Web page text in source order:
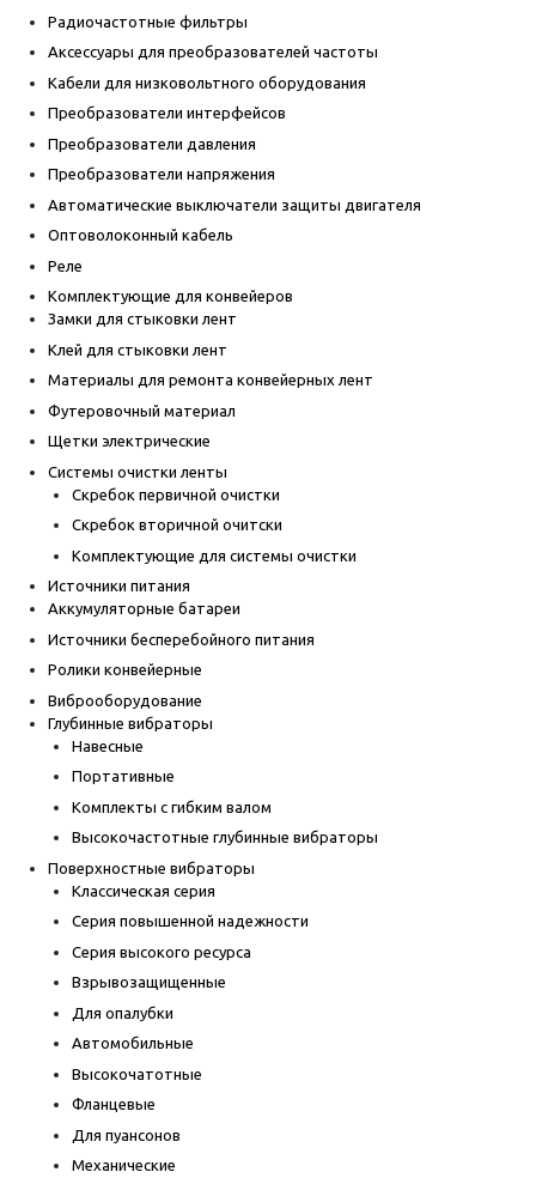
Радиочастотные фильтры
Аксессуары для преобразователей частоты
Кабели для низковольтного оборудования
Преобразователи интерфейсов
Преобразователи давления
Преобразователи напряжения
Автоматические выключатели защиты двигателя
Оптоволоконный кабель
Реле
Комплектующие для конвейеров
Замки для стыковки лент
Клей для стыковки лент
Материалы для ремонта конвейерных лент
Футеровочный материал
Щетки электрические
Системы очистки ленты
Скребок первичной очистки
Скребок вторичной очитски
Комплектующие для системы очистки
Источники питания
Аккумуляторные батареи
Источники бесперебойного питания
Ролики конвейерные
Виброоборудование
Глубинные вибраторы
Навесные
Портативные
Комплекты с гибким валом
Высокочастотные глубинные вибраторы
Поверхностные вибраторы
Классическая серия
Серия повышенной надежности
Серия высокого ресурса
Взрывозащищенные
Для опалубки
Автомобильные
Высокочатотные
Фланцевые
Для пуансонов
Механические